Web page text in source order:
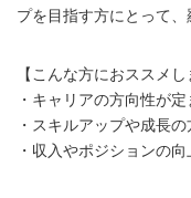
プを目指す方にとって、
【こんな方におススメし
・キャリアの方向性が
・スキルアップや成長
・収入やポジションの